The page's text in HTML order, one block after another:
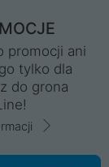
promocji ani
tylko dla
do grona